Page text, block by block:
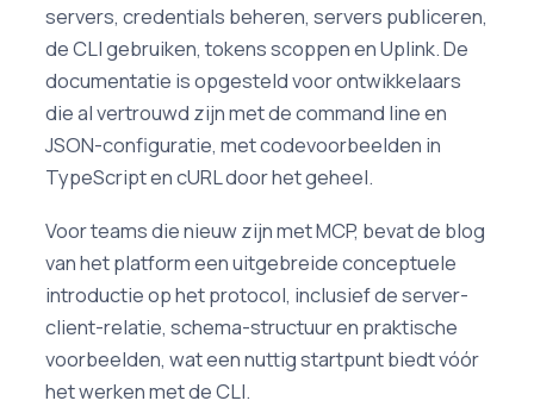
servers, credentials beheren, servers publiceren,
de CLI gebruiken, tokens scoppen en Uplink. De
documentatie is opgesteld voor ontwikkelaars
die al vertrouwd zijn met de command line en
JSON-configuratie, met codevoorbeelden in
TypeScript en cURL door het geheel.
Voor teams die nieuw zijn met MCP, bevat de blog
van het platform een uitgebreide conceptuele
introductie op het protocol, inclusief de server-
client-relatie, schema-structuur en praktische
voorbeelden, wat een nuttig startpunt biedt vóór
het werken met de CLI.